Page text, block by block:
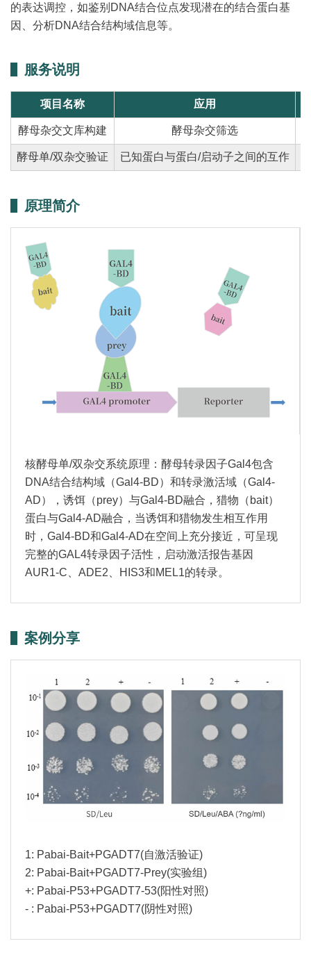
的表达调控，如鉴别DNA结合位点发现潜在的结合蛋白基
因、分析DNA结合结构域信息等。
服务说明
项目名称 应用
酵母杂交文库构建 酵母杂交筛选
酵母单/双杂交验证 已知蛋白与蛋白/启动子之间的互作
原理简介
核酵母单/双杂交系统原理：酵母转录因子Gal4包含
DNA结合结构域（Gal4-BD）和转录激活域（Gal4-
AD），诱饵（prey）与Gal4-BD融合，猎物（bait）
蛋白与Gal4-AD融合，当诱饵和猎物发生相互作用
时，Gal4-BD和Gal4-AD在空间上充分接近，可呈现
完整的GAL4转录因子活性，启动激活报告基因
AUR1-C、ADE2、HIS3和MEL1的转录。
案例分享
1: Pabai-Bait+PGADT7(自激活验证)
2: Pabai-Bait+PGADT7-Prey(实验组)
+: Pabai-P53+PGADT7-53(阳性对照)
- : Pabai-P53+PGADT7(阴性对照)